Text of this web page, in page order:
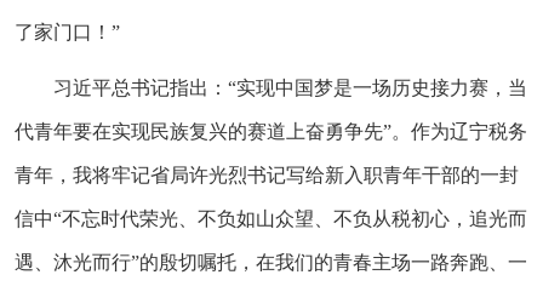
了家门口！”
习近平总书记指出：“实现中国梦是一场历史接力赛，当
代青年要在实现民族复兴的赛道上奋勇争先”。作为辽宁税务
青年，我将牢记省局许光烈书记写给新入职青年干部的一封
信中“不忘时代荣光、不负如山众望、不负从税初心，追光而
遇、沐光而行”的殷切嘱托，在我们的青春主场一路奔跑、一